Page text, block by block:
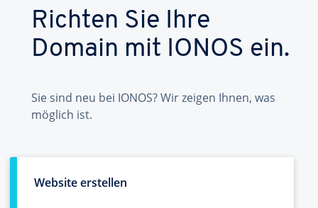
Richten Sie Ihre
Domain mit IONOS ein.
Sie sind neu bei IONOS? Wir zeigen Ihnen, was
möglich ist.
Website erstellen